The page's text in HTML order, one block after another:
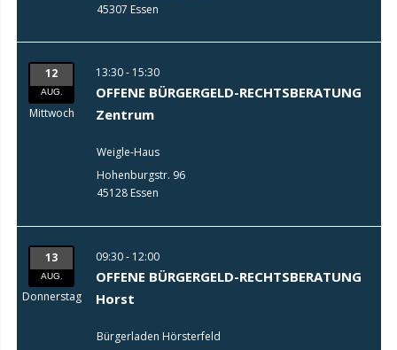
45307 Essen
12
AUG.
Mittwoch
13:30 - 15:30
OFFENE BÜRGERGELD-RECHTSBERATUNG
Zentrum
Weigle-Haus
Hohenburgstr. 96
45128 Essen
13
AUG.
Donnerstag
09:30 - 12:00
OFFENE BÜRGERGELD-RECHTSBERATUNG
Horst
Bürgerladen Hörsterfeld